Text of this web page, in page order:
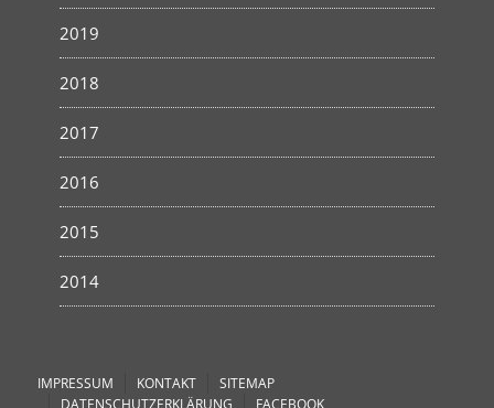
2019
2018
2017
2016
2015
2014
IMPRESSUM KONTAKT
SITEMAP